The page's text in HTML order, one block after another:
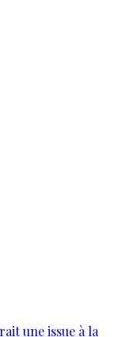
une issue à la